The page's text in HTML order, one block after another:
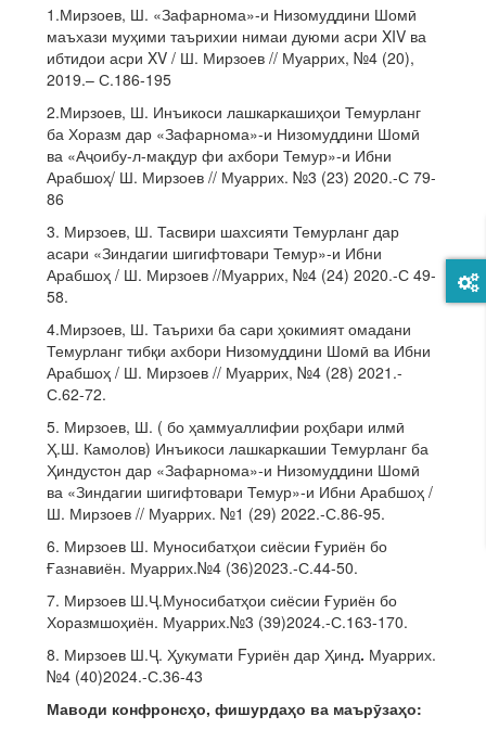
1.Мирзоев, Ш. «Зафарнома»-и Низомуддини Шомӣ
маъхази муҳими таърихии нимаи дуюми асри XIV ва
ибтидои асри XV / Ш. Мирзоев // Муаррих, №4 (20),
2019.– С.186-195
2.Мирзоев, Ш. Инъикоси лашкаркашиҳои Темурланг
ба Хоразм дар «Зафарнома»-и Низомуддини Шомӣ
ва «Аҷоибу-л-мақдур фи ахбори Темур»-и Ибни
Арабшоҳ/ Ш. Мирзоев // Муаррих. №3 (23) 2020.-С 79-
86
3. Мирзоев, Ш. Тасвири шахсияти Темурланг дар
асари «Зиндагии шигифтовари Темур»-и Ибни
Арабшоҳ / Ш. Мирзоев //Муаррих, №4 (24) 2020.-С 49-
58.
4.Мирзоев, Ш. Таърихи ба сари ҳокимият омадани
Темурланг тибқи ахбори Низомуддини Шомӣ ва Ибни
Арабшоҳ / Ш. Мирзоев // Муаррих, №4 (28) 2021.-
С.62-72.
5. Мирзоев, Ш. ( бо ҳаммуаллифии роҳбари илмӣ
Ҳ.Ш. Камолов) Инъикоси лашкаркашии Темурланг ба
Ҳиндустон дар «Зафарнома»-и Низомуддини Шомӣ
ва «Зиндагии шигифтовари Темур»-и Ибни Арабшоҳ /
Ш. Мирзоев // Муаррих. №1 (29) 2022.-С.86-95.
6. Мирзоев Ш. Муносибатҳои сиёсии Ғуриён бо
Ғазнавиён. Муаррих.№4 (36)2023.-С.44-50.
7. Мирзоев Ш.Ҷ.Муносибатҳои сиёсии Ғуриён бо
Хоразмшоҳиён. Муаррих.№3 (39)2024.-С.163-170.
8. Мирзоев Ш.Ҷ. Ҳукумати Fуриён дар Ҳинд. Муаррих.
№4 (40)2024.-С.36-43
Маводи конфронсҳо, фишурдаҳо ва маърӯзаҳо: